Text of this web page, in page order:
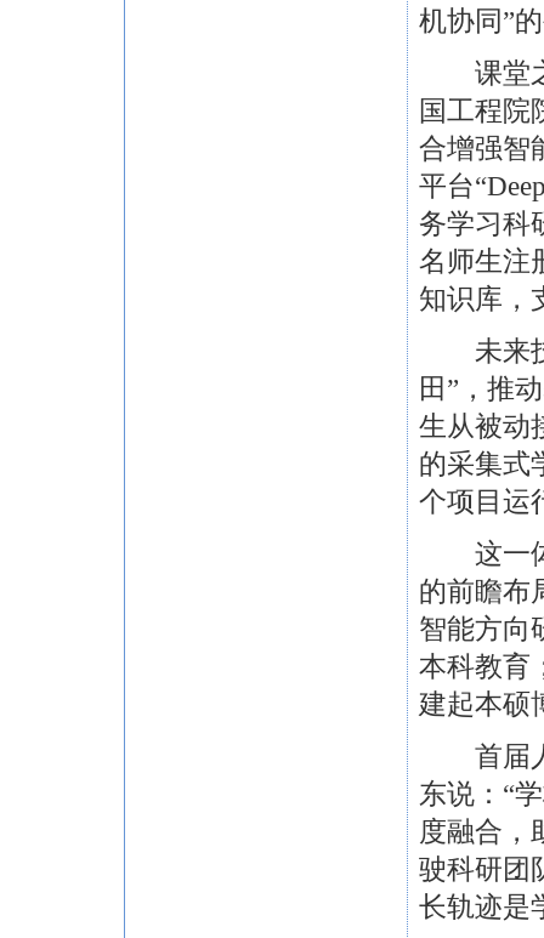
机协同”
课堂之
国工程院
合增强智
平台
务学习科
名师生注
知识库，
未来技
田”，推
生从被动
的采集式
个项目运
这一体
的前瞻布
智能方向
本科教育
建起本硕
首届人
东说：“
度融合，
驶科研团
长轨迹是